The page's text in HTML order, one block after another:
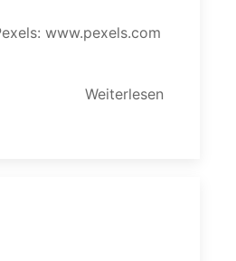
Weiterlesen